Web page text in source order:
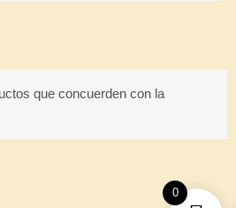
que concuerden con la
0